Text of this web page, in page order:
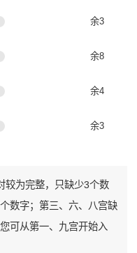
余3
余8
余4
余3
较为完整，只缺少3个数
数字；第三、六、八宫缺
可从第一、九宫开始入